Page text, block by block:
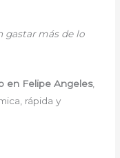
gastar más de lo
en Felipe Angeles,
rápida y